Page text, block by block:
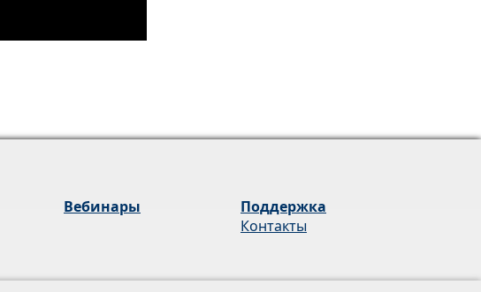
Вебинары
Поддержка
Контакты